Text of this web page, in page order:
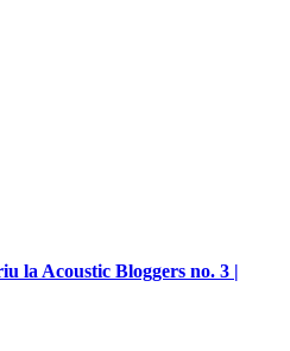
la Acoustic Bloggers no. 3 |